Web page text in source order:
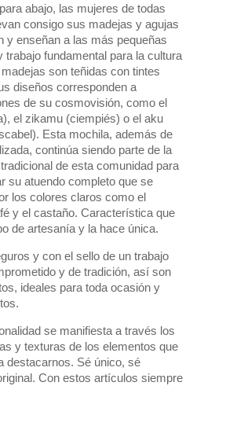
abajo, las mujeres de todas
consigo sus madejas y agujas
y enseñan a las más pequeñas
trabajo fundamental para la cultura
son teñidas con tintes
diseños corresponden a
de su cosmovisión, como el
el zikamu (ciempiés) o el aku
Esta mochila, además de
continúa siendo parte de la
de esta comunidad para
su atuendo completo que se
los colores claros como el
y el castaño. Característica que
de artesanía y la hace única.
y con el sello de un trabajo
y de tradición, así son
ideales para toda ocasión y
se manifiesta a través los
y texturas de los elementos que
destacarnos. Sé único, sé
Con estos artículos siempre